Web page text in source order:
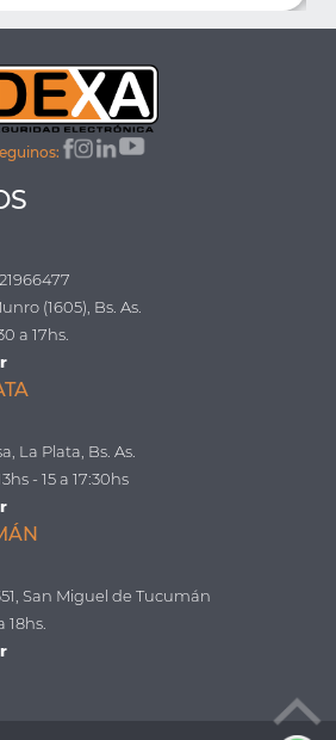
(1605), Bs. As.
a 17hs.
La Plata, Bs. As.
- 15 a 17:30hs
San Miguel de Tucumán
18hs.